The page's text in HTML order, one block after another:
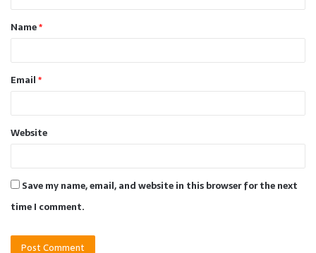
t
*Name*
Email*
Website
Save my name, email, and website in this browser for the next
time I comment.